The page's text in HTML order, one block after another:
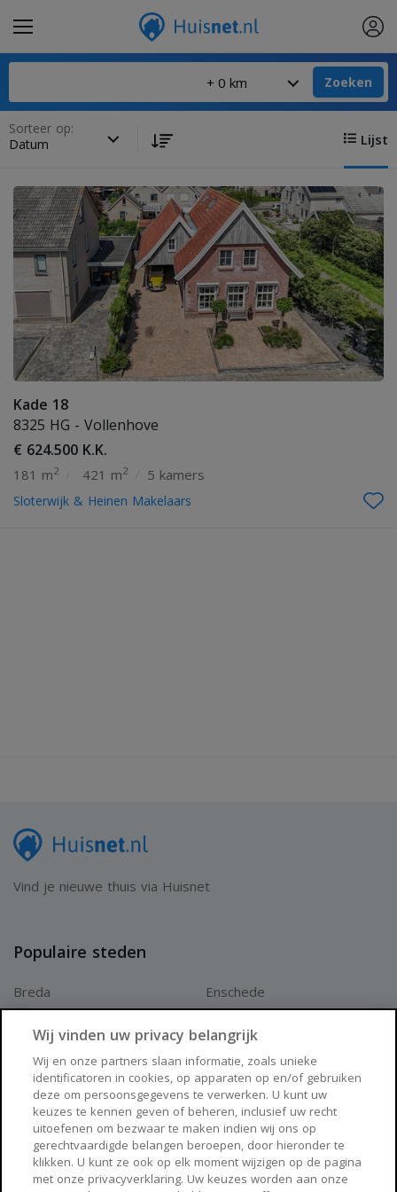
Zoeken
Sorteer op:
Lijst
Kade 18
8325 HG - Vollenhove
€ 624.500 K.K.
181 m2 421 m2 5 kamers
Sloterwijk & Heinen Makelaars
Vind je nieuwe thuis via Huisnet
Populaire steden
Breda
Arnhem
Enschede
Zwolle
Huisnet
Over Huisnet
Wij vinden uw privacy belangrijk
Wij en onze partners slaan informatie, zoals unieke
identificatoren in cookies, op apparaten op en/of gebruiken
deze om persoonsgegevens te verwerken. U kunt uw
keuzes te kennen geven of beheren, inclusief uw recht
uitoefenen om bezwaar te maken indien wij ons op
gerechtvaardigde belangen beroepen, door hieronder te
klikken. U kunt ze ook op elk moment wijzigen op de pagina
met onze privacyverklaring. Uw keuzes worden aan onze